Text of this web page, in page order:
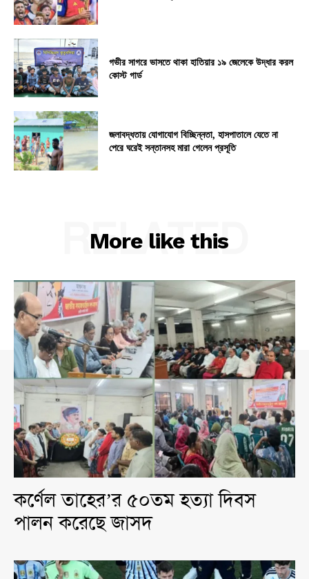
গভীর সাগরে ভাসতে থাকা হাতিয়ার ১৯ জেলেকে উদ্ধার করল
কোস্ট গার্ড
জলাবদ্ধতায় যোগাযোগ বিচ্ছিন্নতা, হাসপাতালে যেতে না
পেরে ঘরেই সন্তানসহ মারা গেলেন প্রসূতি
More like this
RELATED
কর্ণেল তাহের’র ৫০তম হত্যা দিবস
পালন করেছে জাসদ